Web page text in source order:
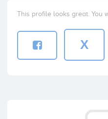
This profile looks great. You
X